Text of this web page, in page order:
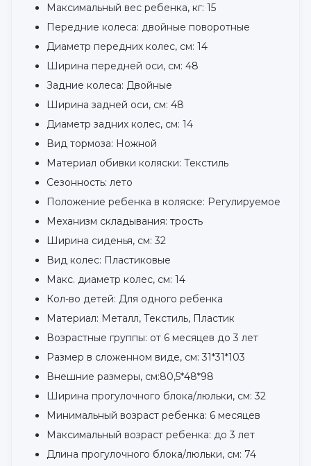
Максимальный вес ребенка, кг: 15
Передние колеса: двойные поворотные
Диаметр передних колес, см: 14
Ширина передней оси, см: 48
Задние колеса: Двойные
Ширина задней оси, см: 48
Диаметр задних колес, см: 14
Вид тормоза: Ножной
Материал обивки коляски: Текстиль
Сезонность: лето
Положение ребенка в коляске: Регулируемое
Механизм складывания: трость
Ширина сиденья, см: 32
Вид колес: Пластиковые
Макс. диаметр колес, см: 14
Кол-во детей: Для одного ребенка
Материал: Металл, Текстиль, Пластик
Возрастные группы: от 6 месяцев до 3 лет
Размер в сложенном виде, см: 31*31*103
Внешние размеры, см:80,5*48*98
Ширина прогулочного блока/люльки, см: 32
Минимальный возраст ребенка: 6 месяцев
Максимальный возраст ребенка: до 3 лет
Длина прогулочного блока/люльки, см: 74